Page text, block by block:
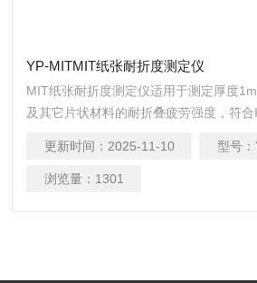
YP-MITMIT纸张耐折度测定仪
MIT纸张耐折度测定仪适用于测定厚度
及其它片状材料的耐折叠疲劳强度，符合
督检验等行业和部门理想的试验设备。
更新时间： 2025-11-10 型号：
浏览量： 1301